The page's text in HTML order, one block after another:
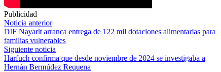
Publicidad
Navegación
de
entradas
Noticia anterior
DIF Nayarit arranca entrega de 122 mil dotaciones alimentarias para
familias vulnerables
Siguiente noticia
Harfuch confirma que desde noviembre de 2024 se investigaba a
Hernán Bermúdez Requena